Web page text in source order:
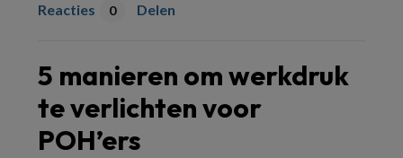
Reacties 0 Delen
5 manieren om werkdruk
te verlichten voor
POH’ers